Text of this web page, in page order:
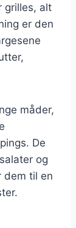
grilles, alt
er den
måder,
De
og
dem til en